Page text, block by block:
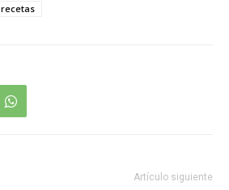
recetas
Artículo siguiente